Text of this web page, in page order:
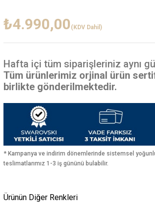
₺4.990,00 (KDV Dahil)
Hafta içi tüm siparişleriniz aynı
Tüm ürünlerimiz orjinal ürün
birlikte gönderilmektedir.
* Kampanya ve indirim dönemlerinde sistemsel
teslimatlarımız 1-3 iş gününü bulabilir.
Ürünün Diğer Renkleri